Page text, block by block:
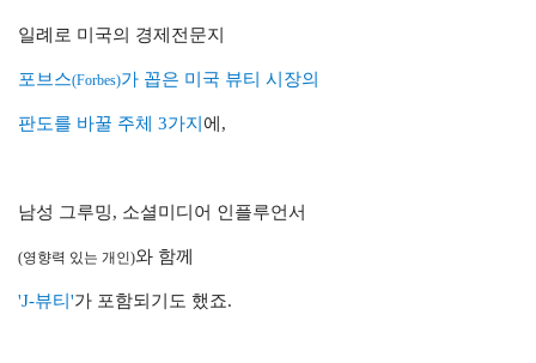
일례로 미국의 경제전문지
포브스(Forbes)가 꼽은 미국 뷰티 시장의
판도를 바꿀 주체 3가지 에,
남성 그루밍, 소셜미디어 인플루언서
(영향력 있는 개인)와 함께
'J-뷰티'가 포함되기도 했죠.